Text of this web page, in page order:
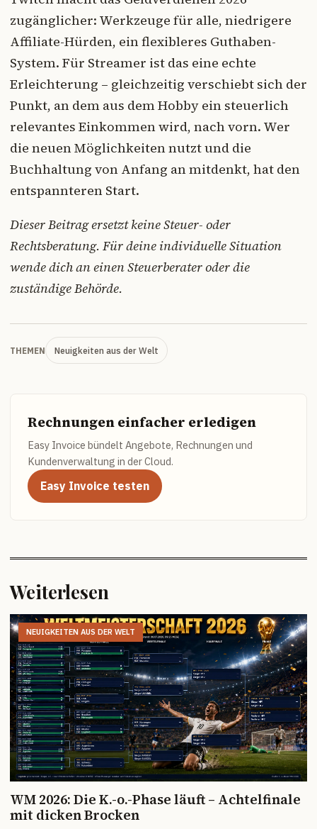
zugänglicher: Werkzeuge für alle, niedrigere
Affiliate-Hürden, ein flexibleres Guthaben-
System. Für Streamer ist das eine echte
Erleichterung – gleichzeitig verschiebt sich der
Punkt, an dem aus dem Hobby ein steuerlich
relevantes Einkommen wird, nach vorn. Wer
die neuen Möglichkeiten nutzt und die
Buchhaltung von Anfang an mitdenkt, hat den
entspannteren Start.
Dieser Beitrag ersetzt keine Steuer- oder
Rechtsberatung. Für deine individuelle Situation
wende dich an einen Steuerberater oder die
zuständige Behörde.
THEMEN Neuigkeiten aus der Welt
Rechnungen einfacher erledigen
Easy Invoice bündelt Angebote, Rechnungen und
Kundenverwaltung in der Cloud.
Easy Invoice testen
Weiterlesen
NEUIGKEITEN AUS DER WELT
WM 2026: Die K.-o.-Phase läuft – Achtelfinale
mit dicken Brocken